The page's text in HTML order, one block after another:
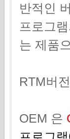
반적인
프로그
는 제품
RTM버
OEM 은